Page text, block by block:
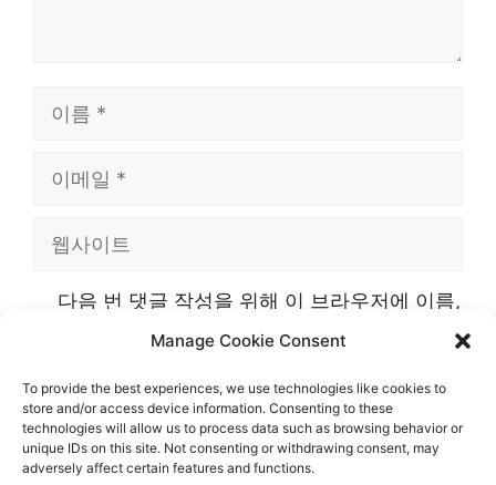
Manage Cookie Consent
To provide the best experiences, we use technologies like cookies to
store and/or access device information. Consenting to these
technologies will allow us to process data such as browsing behavior or
unique IDs on this site. Not consenting or withdrawing consent, may
adversely affect certain features and functions.
다음 번 댓글 작성을 위해 이 브라우저에 이름,
이메일, 그리고 웹사이트를 저장합니다.